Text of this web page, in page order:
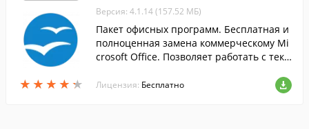
★ ★ ★ ★ ★
★ ★ ★ ★ ★
Версия: 4.1.14 (157.52 МБ)
Пакет офисных программ. Бесплатная и
полноценная замена коммерческому Mi
crosoft Office. Позволяет работать с текс
блицами и базами данных.
Лицензия: Бесплатно